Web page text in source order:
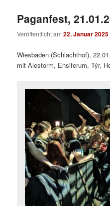
Paganfest,
Veröffentlicht am22. Januar 2025
Wiesbaden (Schlachthof),
mit Alestorm, Ensiferum, Týr,